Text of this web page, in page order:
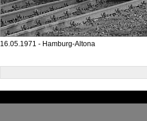
16.05.1971 - Hamburg-Altona